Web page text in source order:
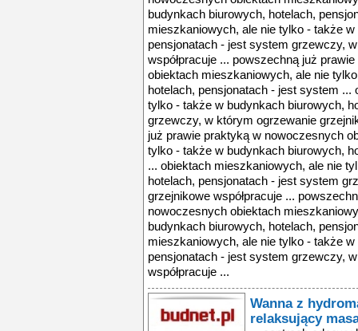
budynkach biurowych, hotelach,
mieszkaniowych, ale nie tylko - także
pensjonatach - jest system grzewczy,
współpracuje ... powszechną już
obiektach mieszkaniowych, ale nie
hotelach, pensjonatach - jest system
tylko - także w budynkach biurowych,
grzewczy, w którym ogrzewanie
już prawie praktyką w nowoczesnych
tylko - także w budynkach biurowych,
... obiektach mieszkaniowych, ale nie
hotelach, pensjonatach - jest system
grzejnikowe współpracuje ...
nowoczesnych obiektach
budynkach biurowych, hotelach,
mieszkaniowych, ale nie tylko - także
pensjonatach - jest system grzewczy,
współpracuje ...
Wanna z
relaksujący